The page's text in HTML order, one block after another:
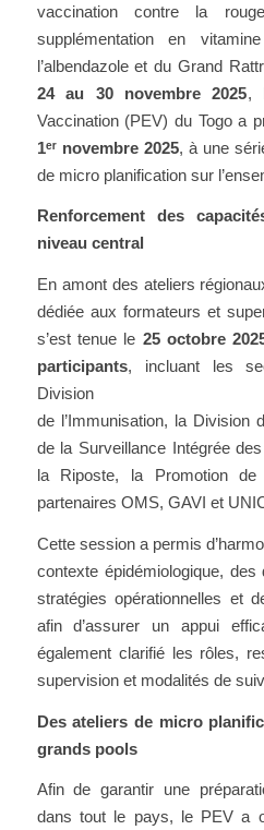
vaccination contre la
supplémentation en
l’albendazole et du Grand
24 au 30 novembre 2025,
Vaccination (PEV) du Togo a
1ᵉʳ novembre 2025, à une
de micro planification sur
Renforcement des
niveau central
En amont des ateliers
dédiée aux formateurs et
s’est tenue le 25 octobre
participants, incluant les
Division
de l’Immunisation, la Division
de la Surveillance Intégrée
la Riposte, la Promotion
partenaires OMS, GAVI et
Cette session a permis
contexte épidémiologique,
stratégies opérationnelles et
afin d’assurer un appui
également clarifié les rôles,
supervision et modalités de
Des ateliers de micro
grands pools
Afin de garantir une
dans tout le pays, le PEV a